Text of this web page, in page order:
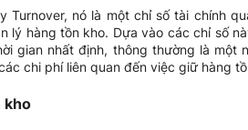
Turnover, nó là một chỉ số tài chính
lý hàng tồn kho. Dựa vào các chỉ số
gian nhất định, thông thường là một
chi phí liên quan đến việc giữ hàng
kho